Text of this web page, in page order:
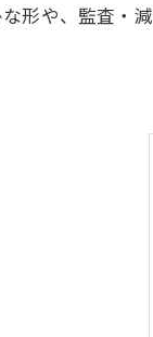
形や、監査・